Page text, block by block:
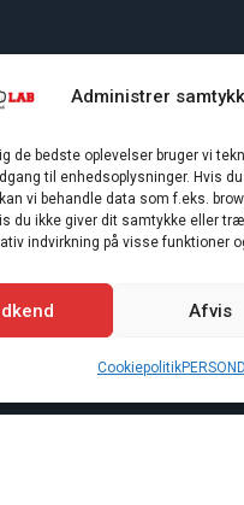
Administrer
de bedste oplevelser bruger vi
til enhedsoplysninger. Hvis
vi behandle data som f.eks.
du ikke giver dit samtykke eller
indvirkning på visse funktioner
Afvis
Cookiepolitik
OG FÅ